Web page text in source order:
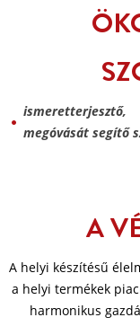
megóvását segítő
A
A helyi készítésű
a helyi termékek
harmonikus